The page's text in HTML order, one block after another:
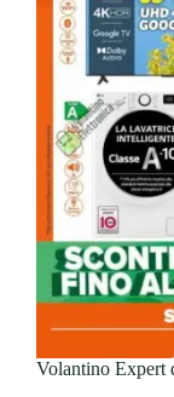
Volantino Expert